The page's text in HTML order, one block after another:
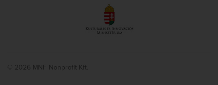
© 2026 MNF Nonprofit Kft.